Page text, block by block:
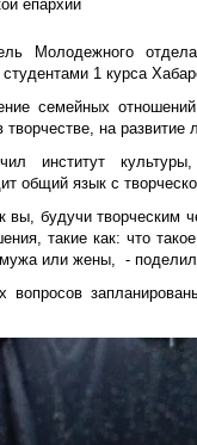
епархии
Молодежного
1 курса
семейных
на развитие
институт
общий язык с
будучи творческим
такие как: что
или жены, -